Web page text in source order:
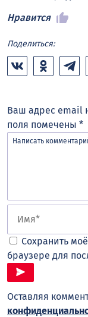
Нравится
Поделиться:
Ваш адрес email
поля помечены *
Сохранить
браузере для
Оставляя